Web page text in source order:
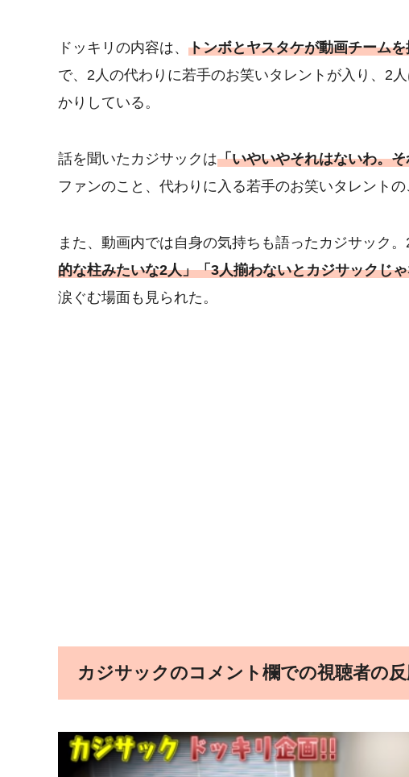
ドッキリの内容は、 トンボとヤスタケが動画チーム
で、2人の代わりに若手のお笑いタレントが入り、2
かりしている。
話を聞いたカジサックは「いやいやそれはないわ。
ファンのこと、代わりに入る若手のお笑いタレント
また、動画内では自身の気持ちも語ったカジサック
的な柱みたいな2人」「3人揃わないとカジサックじ
涙ぐむ場面も見られた。
カジサックのコメント欄での視聴者の